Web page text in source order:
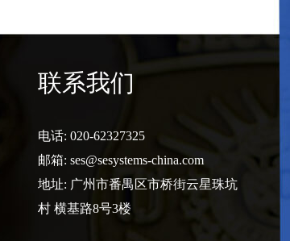
联系我们
电话: 020-62327325
邮箱: ses@sesystems-china.com
地址: 广州市番禺区市桥街云星珠坑
村 横基路8号3楼